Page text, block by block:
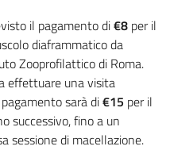
il pagamento di€8 per il
diaframmatico da
Zooprofilattico di Roma.
effettuare una visita
sarà di€15 per il
successivo, fino a un
sessione di macellazione.